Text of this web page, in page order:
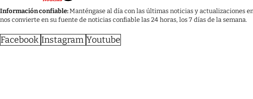
Información confiable:Manténgase al día con las últimas noticias y actualizaciones
nos convierte en su fuente de noticias confiable las 24 horas, los 7 días de la semana.
Facebook Instagram Youtube